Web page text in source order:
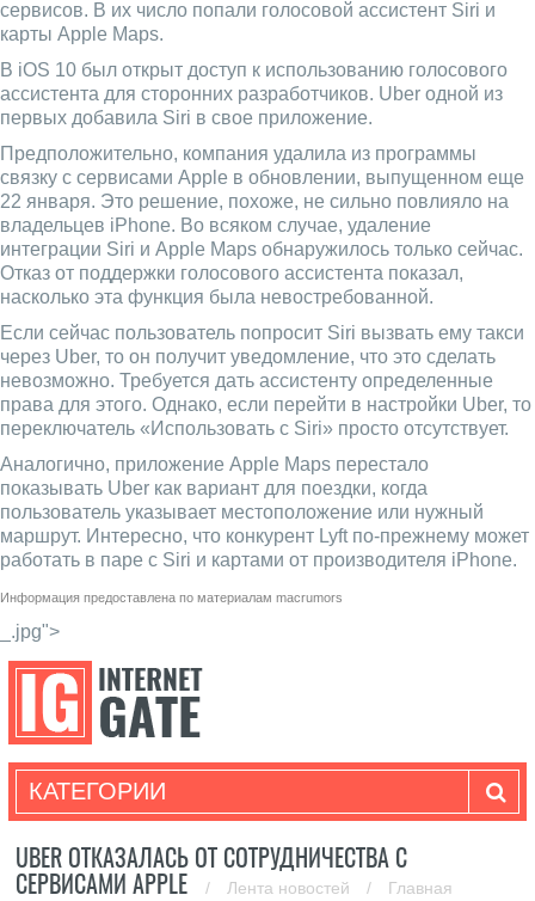
сервисов. В их число попали голосовой ассистент Siri и
карты Apple Maps.
В iOS 10 был открыт доступ к использованию голосового
ассистента для сторонних разработчиков. Uber одной из
первых добавила Siri в свое приложение.
Предположительно, компания удалила из программы
связку с сервисами Apple в обновлении, выпущенном еще
22 января. Это решение, похоже, не сильно повлияло на
владельцев iPhone. Во всяком случае, удаление
интеграции Siri и Apple Maps обнаружилось только сейчас.
Отказ от поддержки голосового ассистента показал,
насколько эта функция была невостребованной.
Если сейчас пользователь попросит Siri вызвать ему такси
через Uber, то он получит уведомление, что это сделать
невозможно. Требуется дать ассистенту определенные
права для этого. Однако, если перейти в настройки Uber, то
переключатель «Использовать с Siri» просто отсутствует.
Аналогично, приложение Apple Maps перестало
показывать Uber как вариант для поездки, когда
пользователь указывает местоположение или нужный
маршрут. Интересно, что конкурент Lyft по-прежнему может
работать в паре с Siri и картами от производителя iPhone.
Информация предоставлена по материалам macrumors
_.jpg">
КАТЕГОРИИ
UBER ОТКАЗАЛАСЬ ОТ СОТРУДНИЧЕСТВА С
СЕРВИСАМИ APPLE
/ Лента новостей / Главная